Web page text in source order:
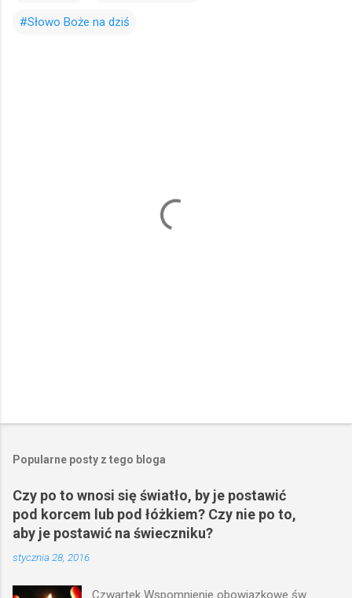
#Słowo Boże na dziś
Popularne posty z tego bloga
Czy po to wnosi się światło, by je postawić
pod korcem lub pod łóżkiem? Czy nie po to,
aby je postawić na świeczniku?
stycznia 28, 2016
Czwartek Wspomnienie obowiązkowe św.